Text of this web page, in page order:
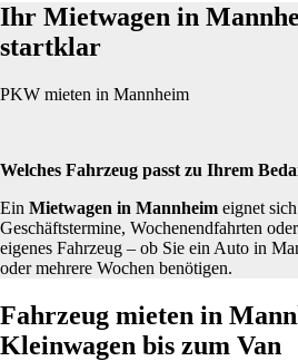
Ihr Mietwagen in
startklar
PKW mieten in Mannheim
Welches Fahrzeug passt zu Ihrem
Ein Mietwagen in Mannheim eignet
Geschäftstermine, Wochenendfahrten
eigenes Fahrzeug – ob Sie ein Auto in
oder mehrere Wochen benötigen.
Fahrzeug mieten in
Kleinwagen bis zum Van